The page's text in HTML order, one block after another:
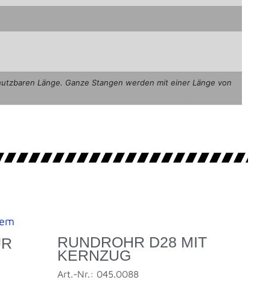
Länge. Ganze Stangen werden mit einer Länge von
RUNDROHR D28 MIT
KERNZUG
Art.-Nr.: 045.0088